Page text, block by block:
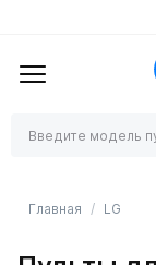
Главная LG